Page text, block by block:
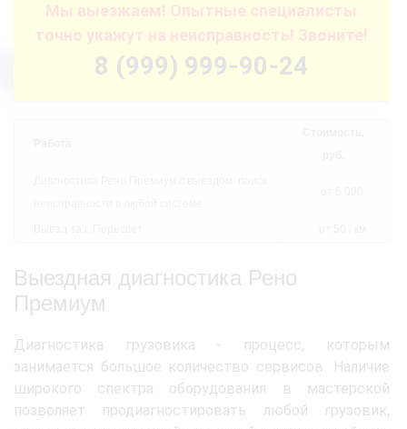
Мы выезжаем! Опытные специалисты
точно укажут на неисправность! Звоните!
8 (999) 999-90-24
Выездная диагностика Рено
Премиум
Диагностика грузовика - процесс, которым
занимается большое количество сервисов. Наличие
широкого спектра оборудования в мастерской
позволяет продиагностировать любой грузовик,